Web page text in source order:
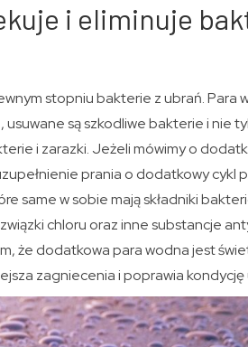
i eliminuje
stopniu bakterie z ubrań. Para
są szkodliwe bakterie i nie
i zarazki. Jeżeli mówimy o
prania o dodatkowy cykl
same w sobie mają składniki
chloru oraz inne substancje
że dodatkowa para wodna jest
zagniecenia i poprawia kondycję